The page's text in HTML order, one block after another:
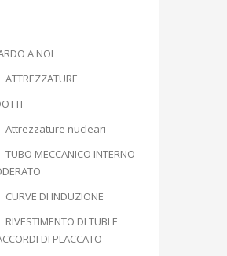
A NOI
ATTREZZATURE
Attrezzature nucleari
TUBO MECCANICO INTERNO
CURVE DI INDUZIONE
RIVESTIMENTO DI TUBI E
DI PLACCATO